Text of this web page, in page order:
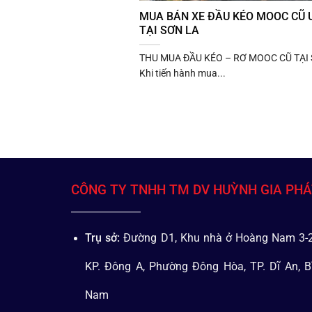
MUA BÁN XE ĐẦU KÉO MOOC CŨ
TẠI SƠN LA
THU MUA ĐẦU KÉO – RƠ MOOC CŨ TẠI
Khi tiến hành mua...
CÔNG TY TNHH TM DV HUỲNH GIA
Trụ sở: Đường D1, Khu nhà ở Hoàng Nam 3-
KP. Đông A, Phường Đông Hòa, TP. Dĩ An,
Nam